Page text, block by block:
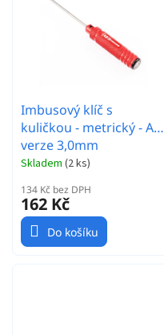
Imbusový klíč s
kuličkou - metrický - Alu
verze 3,0mm
Skladem (2 ks)
134 Kč bez DPH
162 Kč
Do košíku